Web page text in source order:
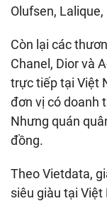
Olufsen,
Còn lại các
Chanel, Dior và
trực tiếp tại Việt
đơn vị có doanh
Nhưng quán
đồng.
Theo Vietdata,
siêu giàu tại